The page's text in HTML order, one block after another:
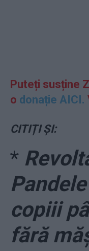
Puteți susține
o donație AICI.
CITIȚI ȘI:
*
copiii
fără